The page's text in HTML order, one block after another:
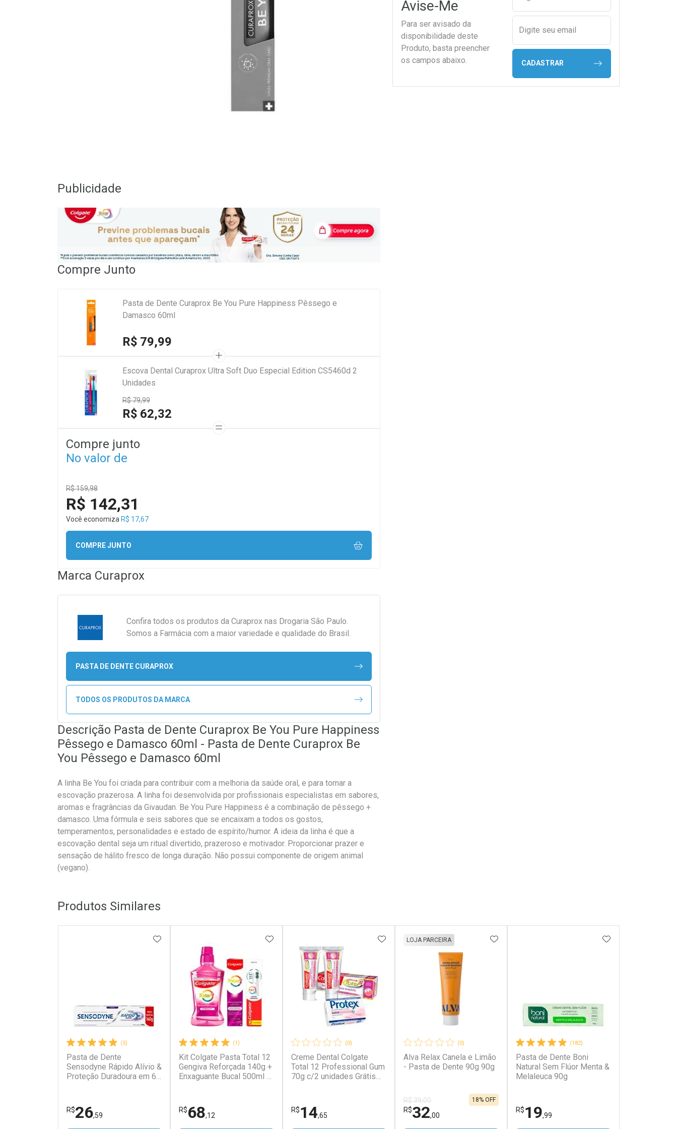
Avise-Me
Para ser avisado da
disponibilidade deste
Produto, basta preencher
os campos abaixo.
Digite seu email
CADASTRAR
Publicidade
Compre Junto
Pasta de Dente Curaprox Be You Pure Happiness Pêssego e
Damasco 60ml
R$ 79,99
Escova Dental Curaprox Ultra Soft Duo Especial Edition CS5460d 2
Unidades
R$ 79,99
R$ 62,32
Compre junto
No valor de
R$ 159,98
R$ 142,31
Você economiza R$ 17,67
COMPRE JUNTO
Marca Curaprox
Confira todos os produtos da Curaprox nas Drogaria São Paulo.
Somos a Farmácia com a maior variedade e qualidade do Brasil.
PASTA DE DENTE CURAPROX
TODOS OS PRODUTOS DA MARCA
Descrição Pasta de Dente Curaprox Be You Pure Happiness
Pêssego e Damasco 60ml - Pasta de Dente Curaprox Be
You Pêssego e Damasco 60ml
A linha Be You foi criada para contribuir com a melhoria da saúde oral, e para tornar a
escovação prazerosa. A linha foi desenvolvida por profissionais especialistas em sabores,
aromas e fragrâncias da Givaudan. Be You Pure Happiness é a combinação de pêssego +
damasco. Uma fórmula e seis sabores que se encaixam a todos os gostos,
temperamentos, personalidades e estado de espírito/humor. A ideia da linha é que a
escovação dental seja um ritual divertido, prazeroso e motivador. Proporcionar prazer e
sensação de hálito fresco de longa duração. Não possui componente de origem animal
(vegano).
Produtos Similares
(5)
Pasta de Dente
Sensodyne Rápido Alívio &
Proteção Duradoura em 60
Alívio & Proteção
Duradoura Original 140g
R$26,59
ADICIONAR AOS FAVORITOS
(1)
Kit Colgate Pasta Total 12
Gengiva Reforçada 140g +
Enxaguante Bucal 500ml +
R$68,12
ADICIONAR AOS FAVORITOS
(0)
Creme Dental Colgate
Total 12 Professional Gum
70g c/2 unidades Grátis
R$14,65
ADICIONAR AOS FAVORITOS
(0)
Alva Relax Canela e Limão
- Pasta de Dente 90g 90g
LOJA PARCEIRA
R$ 39,00
R$32,00
18% OFF
ADICIONAR AOS FAVORITOS
(182)
Pasta de Dente Boni
Natural Sem Flúor Menta &
Melaleuca 90g
R$19,99
ADICIONAR AOS